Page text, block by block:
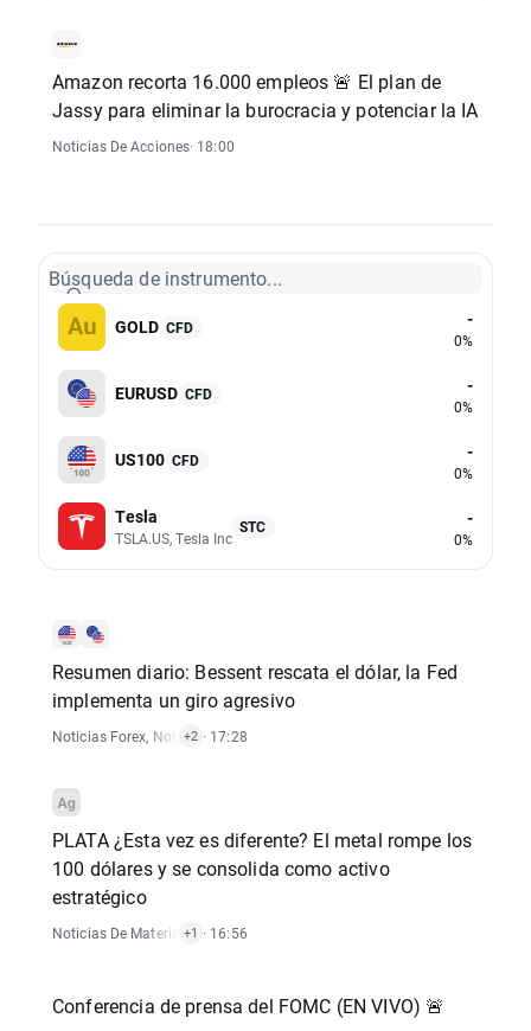
Amazon recorta 16.000 empleos 🚨 El plan de
Jassy para eliminar la burocracia y potenciar la IA
Noticias De Acciones· 18:00
Búsqueda de instrumento...
GOLD CFD -
0%
EURUSD CFD -
0%
US100 CFD -
0%
Tesla
TSLA.US, Tesla Inc
STC -
0%
Resumen diario: Bessent rescata el dólar, la Fed
implementa un giro agresivo
Noticias Forex, Noticias De Materias Primas
+2 · 17:28
PLATA ¿Esta vez es diferente? El metal rompe los
100 dólares y se consolida como activo
estratégico
Noticias De Materias Primas
+1 · 16:56
Conferencia de prensa del FOMC (EN VIVO) 🚨